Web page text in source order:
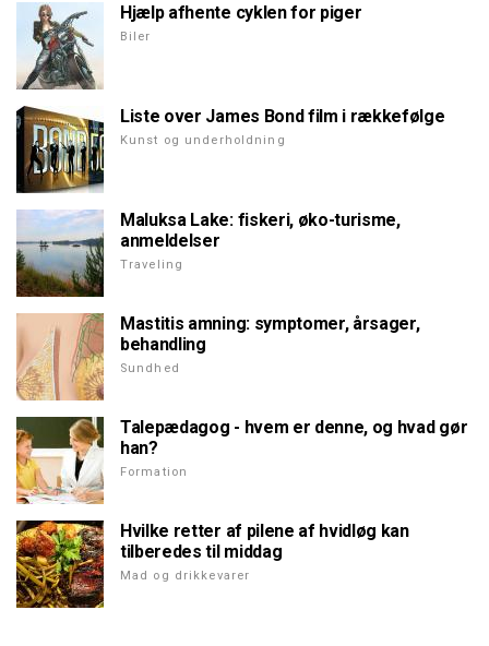
Hjælp afhente cyklen for piger
Biler
Liste over James Bond film i rækkefølge
Kunst og underholdning
Maluksa Lake: fiskeri, øko-turisme,
anmeldelser
Traveling
Mastitis amning: symptomer, årsager,
behandling
Sundhed
Talepædagog - hvem er denne, og hvad gør
han?
Formation
Hvilke retter af pilene af hvidløg kan
tilberedes til middag
Mad og drikkevarer